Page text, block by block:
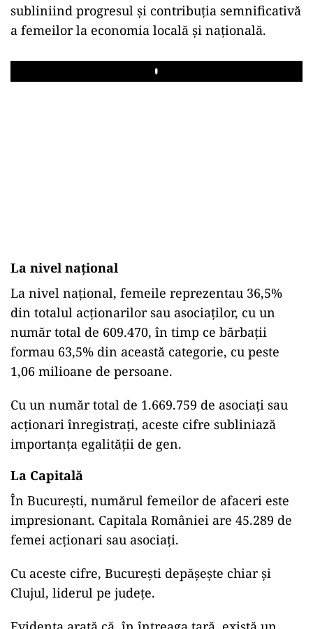
subliniind progresul și contribuția semnificativă
a femeilor la economia locală și națională.
Play
La nivel național
La nivel național, femeile reprezentau 36,5%
din totalul acţionarilor sau asociaţilor, cu un
număr total de 609.470, în timp ce bărbații
formau 63,5% din această categorie, cu peste
1,06 milioane de persoane.
Cu un număr total de 1.669.759 de asociaţi sau
acţionari înregistraţi, aceste cifre subliniază
importanța egalității de gen.
La Capitală
În București, numărul femeilor de afaceri este
impresionant. Capitala României are 45.289 de
femei acționari sau asociați.
Cu aceste cifre, București depășește chiar și
Clujul, liderul pe județe.